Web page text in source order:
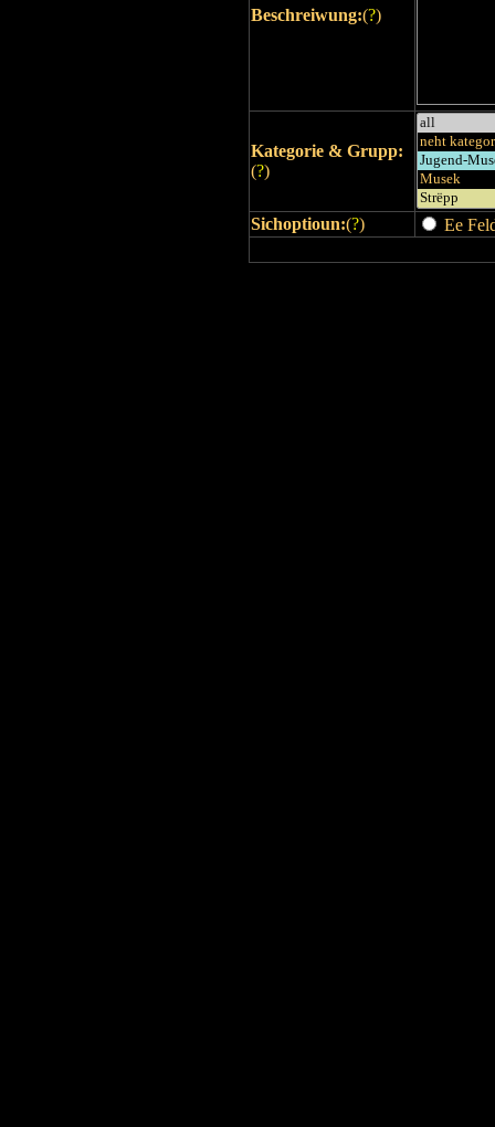
Beschreiwung:(?)
Kategorie & Grupp:
(?)
Sichoptioun:(?) Ee